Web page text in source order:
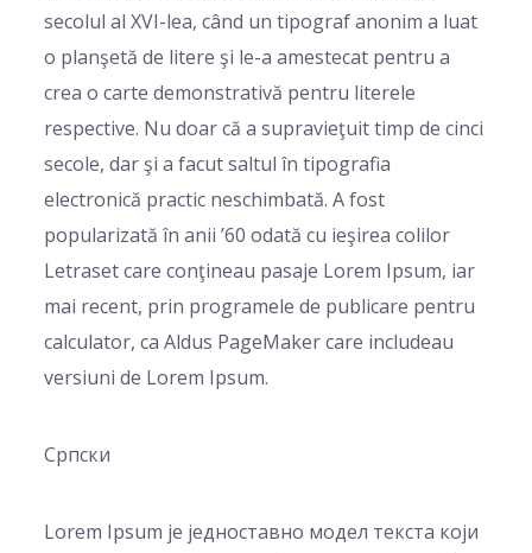
secolul al XVI-lea, când un tipograf anonim a luat
o planşetă de litere şi le-a amestecat pentru a
crea o carte demonstrativă pentru literele
respective. Nu doar că a supravieţuit timp de cinci
secole, dar şi a facut saltul în tipografia
electronică practic neschimbată. A fost
popularizată în anii ’60 odată cu ieşirea colilor
Letraset care conţineau pasaje Lorem Ipsum, iar
mai recent, prin programele de publicare pentru
calculator, ca Aldus PageMaker care includeau
versiuni de Lorem Ipsum.
Српски
Lorem Ipsum је једноставно модел текста који